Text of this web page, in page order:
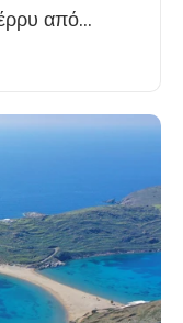
από...